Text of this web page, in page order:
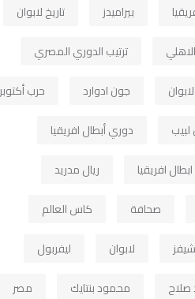
بيراميدز
تاريخ لابوان
ترتيب الدوري المصري
جون ادوارد
حرب أكتوبر
دوري أبطال افريقيا
افريقيا
ريال مدريد
صحافة
كاس العالم
لابوان
ليفربول
محمود بنتايك
مصر